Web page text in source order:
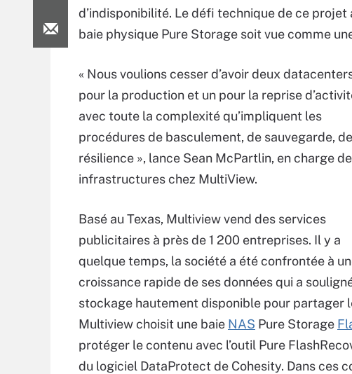
d’indisponibilité. Le défi technique de ce
baie physique Pure Storage soit vue comme
« Nous voulions cesser d’avoir deux
pour la production et un pour la reprise
avec toute la complexité qu’impliquent les
procédures de basculement, de sauvegarde, de
résilience », lance Sean McPartlin, en charge
infrastructures chez MultiView.
Basé au Texas, Multiview vend des services
publicitaires à près de 1 200 entreprises. Il y a
quelque temps, la société a été confrontée à
croissance rapide de ses données qui a
stockage hautement disponible pour partager
Multiview choisit une baie NAS Pure Storage
protéger le contenu avec l’outil Pure
du logiciel DataProtect de Cohesity. Dans ces